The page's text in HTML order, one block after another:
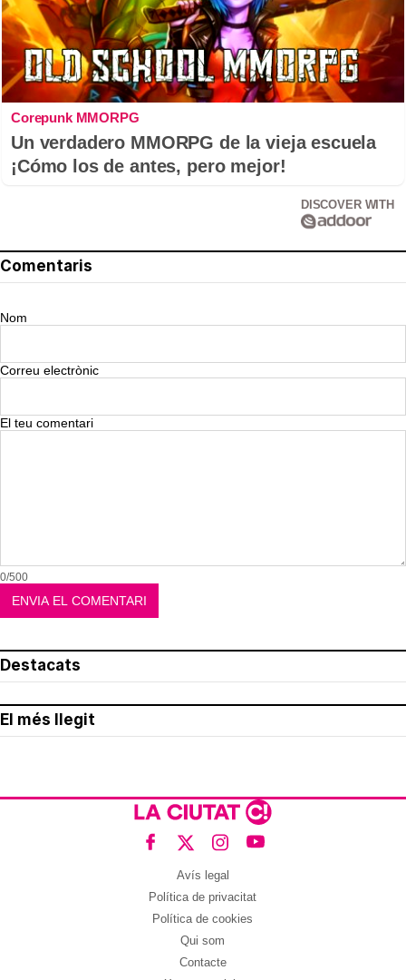
Corepunk MMORPG
Un verdadero MMORPG de la vieja escuela
¡Cómo los de antes, pero mejor!
DISCOVER WITH
Comentaris
Nom
Correu electrònic
El teu comentari
0/500
Destacats
El més llegit
Avís legal
Política de privacitat
Política de cookies
Qui som
Contacte